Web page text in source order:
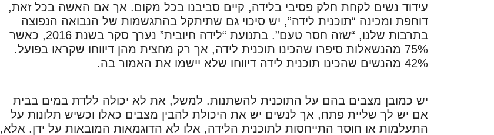
עידוד נשים לקחת חלק פסיבי בלידה, קיים סביבנו בכל מקום. אך אם האשה בכל זאת,
דוחפת ומכינה “תוכנית לידה”, יש סיכוי גם שתיתקל בהתגשמות של הנבואה הנפוצה
בתרבות שלנו, “שזה חסר טעם”. בתנועת “לידה חיובית” נערך סקר בשנת 2016, כאשר
75% מהנשאלות סיפרו שהכינו תוכנית לידה, אך רק מחצית מהן דיווחו שקראו בפועל.
42% מהנשים שהכינו תוכנית לידה דיווחו שלא יישמו את האמור בה.
יש כמובן מצבים בהם על התוכנית להשתנות. למשל, את לא יכולה ללדת במים בבית
אם יש לך שליית פתח, אך לנשים יש את היכולת להבין מצבים כאלו וכשיש תלונות על
התעלמות או חוסר התייחסות לתוכנית הלידה, אלו לא הדוגמאות המובאות על ידן. אלא,